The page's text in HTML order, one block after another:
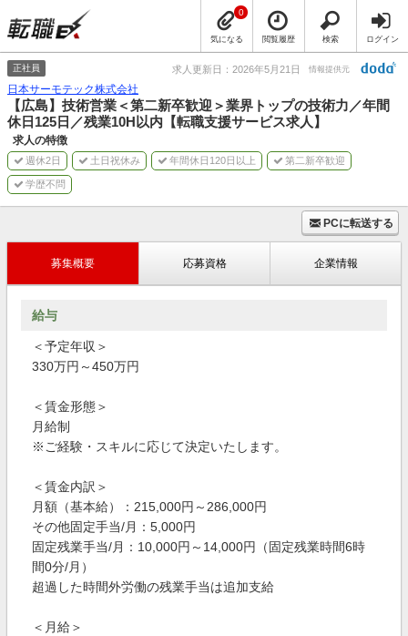
気になる
0
閲覧履歴 検索 ログイン
正社員 求人更新日：2026年5月21日 情報提供元
日本サーモテック株式会社
【広島】技術営業＜第二新卒歓迎＞業界トップの技術力／年間
休日125日／残業10H以内【転職支援サービス求人】
求人の特徴
週休2日 土日祝休み 年間休日120日以上 第二新卒歓迎
学歴不問
PCに転送する
募集概要 応募資格 企業情報
給与
＜予定年収＞
330万円～450万円
＜賃金形態＞
月給制
※ご経験・スキルに応じて決定いたします。
＜賃金内訳＞
月額（基本給）：215,000円～286,000円
その他固定手当/月：5,000円
固定残業手当/月：10,000円～14,000円（固定残業時間6時
間0分/月）
超過した時間外労働の残業手当は追加支給
＜月給＞